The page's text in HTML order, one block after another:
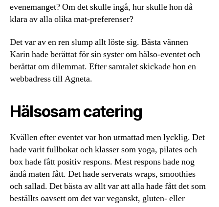
evenemanget? Om det skulle ingå, hur skulle hon då
klara av alla olika mat-preferenser?
Det var av en ren slump allt löste sig. Bästa vännen
Karin hade berättat för sin syster om hälso-eventet och
berättat om dilemmat. Efter samtalet skickade hon en
webbadress till Agneta.
Hälsosam catering
Kvällen efter eventet var hon utmattad men lycklig. Det
hade varit fullbokat och klasser som yoga, pilates och
box hade fått positiv respons. Mest respons hade nog
ändå maten fått. Det hade serverats wraps, smoothies
och sallad. Det bästa av allt var att alla hade fått det som
beställts oavsett om det var veganskt, gluten- eller